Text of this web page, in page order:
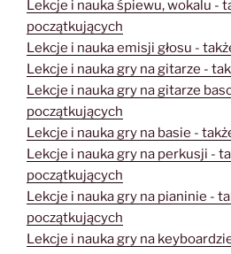
Lekcje i nauka śpiewu, wokalu -
początkujących
Lekcje i nauka emisji głosu -
Lekcje i nauka gry na gitarze -
Lekcje i nauka gry na gitarze
początkujących
Lekcje i nauka gry na basie -
Lekcje i nauka gry na perkusji -
początkujących
Lekcje i nauka gry na pianinie -
początkujących
Lekcje i nauka gry na